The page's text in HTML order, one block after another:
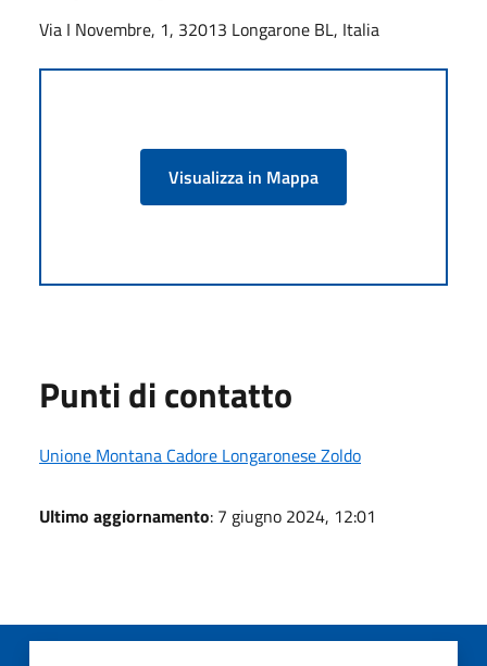
Via I Novembre, 1, 32013 Longarone BL, Italia
Visualizza in Mappa
Punti di contatto
Unione Montana Cadore Longaronese Zoldo
Ultimo aggiornamento: 7 giugno 2024, 12:01